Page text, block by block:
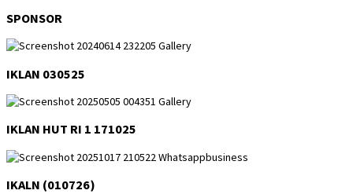
SPONSOR
IKLAN 030525
IKLAN HUT RI 1 171025
IKALN (010726)